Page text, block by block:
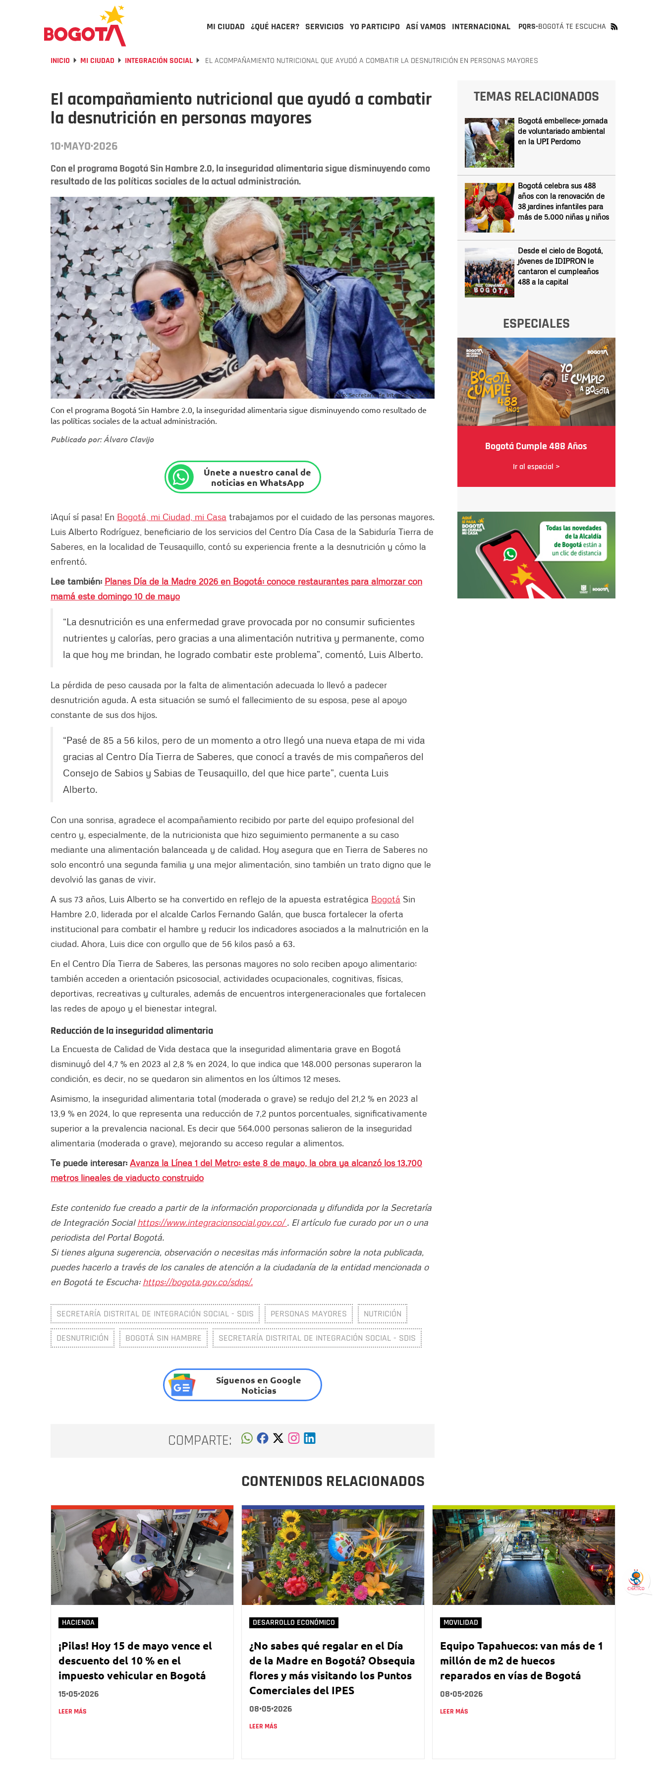
MI CIUDAD ¿QUÉ HACER? SERVICIOS YO PARTICIPO ASÍ VAMOS INTERNACIONAL PQRS-BOGOTÁ TE ESCUCHA
INICIO MI CIUDAD INTEGRACIÓN SOCIAL EL ACOMPAÑAMIENTO NUTRICIONAL QUE AYUDÓ A COMBATIR LA DESNUTRICIÓN EN PERSONAS MAYORES
El acompañamiento nutricional que ayudó a combatir
la desnutrición en personas mayores
10·MAYO·2026
Con el programa Bogotá Sin Hambre 2.0, la inseguridad alimentaria sigue disminuyendo como
resultado de las políticas sociales de la actual administración.
Foto: Secretaría de Integración Social
Con el programa Bogotá Sin Hambre 2.0, la inseguridad alimentaria sigue disminuyendo como resultado de
las políticas sociales de la actual administración.
Publicado por: Álvaro Clavijo
Únete a nuestro canal de
noticias en WhatsApp
¡Aquí sí pasa! En Bogotá, mi Ciudad, mi Casa trabajamos por el cuidado de las personas mayores.
Luis Alberto Rodríguez, beneficiario de los servicios del Centro Día Casa de la Sabiduría Tierra de
Saberes, en la localidad de Teusaquillo, contó su experiencia frente a la desnutrición y cómo la
enfrentó.
Lee también: Planes Día de la Madre 2026 en Bogotá: conoce restaurantes para almorzar con
mamá este domingo 10 de mayo
“La desnutrición es una enfermedad grave provocada por no consumir suficientes
nutrientes y calorías, pero gracias a una alimentación nutritiva y permanente, como
la que hoy me brindan, he logrado combatir este problema”, comentó, Luis Alberto.
La pérdida de peso causada por la falta de alimentación adecuada lo llevó a padecer
desnutrición aguda. A esta situación se sumó el fallecimiento de su esposa, pese al apoyo
constante de sus dos hijos.
“Pasé de 85 a 56 kilos, pero de un momento a otro llegó una nueva etapa de mi vida
gracias al Centro Día Tierra de Saberes, que conocí a través de mis compañeros del
Consejo de Sabios y Sabias de Teusaquillo, del que hice parte”, cuenta Luis
Alberto.
Con una sonrisa, agradece el acompañamiento recibido por parte del equipo profesional del
centro y, especialmente, de la nutricionista que hizo seguimiento permanente a su caso
mediante una alimentación balanceada y de calidad. Hoy asegura que en Tierra de Saberes no
solo encontró una segunda familia y una mejor alimentación, sino también un trato digno que le
devolvió las ganas de vivir.
A sus 73 años, Luis Alberto se ha convertido en reflejo de la apuesta estratégica Bogotá Sin
Hambre 2.0, liderada por el alcalde Carlos Fernando Galán, que busca fortalecer la oferta
institucional para combatir el hambre y reducir los indicadores asociados a la malnutrición en la
ciudad. Ahora, Luis dice con orgullo que de 56 kilos pasó a 63.
En el Centro Día Tierra de Saberes, las personas mayores no solo reciben apoyo alimentario;
también acceden a orientación psicosocial, actividades ocupacionales, cognitivas, físicas,
deportivas, recreativas y culturales, además de encuentros intergeneracionales que fortalecen
las redes de apoyo y el bienestar integral.
Reducción de la inseguridad alimentaria
La Encuesta de Calidad de Vida destaca que la inseguridad alimentaria grave en Bogotá
disminuyó del 4,7 % en 2023 al 2,8 % en 2024, lo que indica que 148.000 personas superaron la
condición, es decir, no se quedaron sin alimentos en los últimos 12 meses.
Asimismo, la inseguridad alimentaria total (moderada o grave) se redujo del 21,2 % en 2023 al
13,9 % en 2024, lo que representa una reducción de 7,2 puntos porcentuales, significativamente
superior a la prevalencia nacional. Es decir que 564.000 personas salieron de la inseguridad
alimentaria (moderada o grave), mejorando su acceso regular a alimentos.
Te puede interesar: Avanza la Línea 1 del Metro: este 8 de mayo, la obra ya alcanzó los 13.700
metros lineales de viaducto construido
Este contenido fue creado a partir de la información proporcionada y difundida por la Secretaría
de Integración Socialhttps://www.integracionsocial.gov.co/. El artículo fue curado por un o una
periodista del Portal Bogotá.
Si tienes alguna sugerencia, observación o necesitas más información sobre la nota publicada,
puedes hacerlo a través de los canales de atención a la ciudadanía de la entidad mencionada o
en Bogotá te Escucha: https://bogota.gov.co/sdqs/.
SECRETARÍA DISTRITAL DE INTEGRACIÓN SOCIAL - SDIS PERSONAS MAYORES NUTRICIÓN
DESNUTRICIÓN BOGOTÁ SIN HAMBRE SECRETARÍA DISTRITAL DE INTEGRACIÓN SOCIAL - SDIS
Síguenos en Google
Noticias
COMPARTE:
TEMAS RELACIONADOS
Bogotá embellece: jornada
de voluntariado ambiental
en la UPI Perdomo
Bogotá celebra sus 488
años con la renovación de
38 jardines infantiles para
más de 5.000 niñas y niños
Desde el cielo de Bogotá,
jóvenes de IDIPRON le
cantaron el cumpleaños
488 a la capital
ESPECIALES
Bogotá Cumple 488 Años
Ir al especial >
CONTENIDOS RELACIONADOS
HACIENDA
¡Pilas! Hoy 15 de mayo vence el
descuento del 10 % en el
impuesto vehicular en Bogotá
15•05•2026
LEER MÁS
DESARROLLO ECONÓMICO
¿No sabes qué regalar en el Día
de la Madre en Bogotá? Obsequia
flores y más visitando los Puntos
Comerciales del IPES
08•05•2026
LEER MÁS
MOVILIDAD
Equipo Tapahuecos: van más de 1
millón de m2 de huecos
reparados en vías de Bogotá
08•05•2026
LEER MÁS